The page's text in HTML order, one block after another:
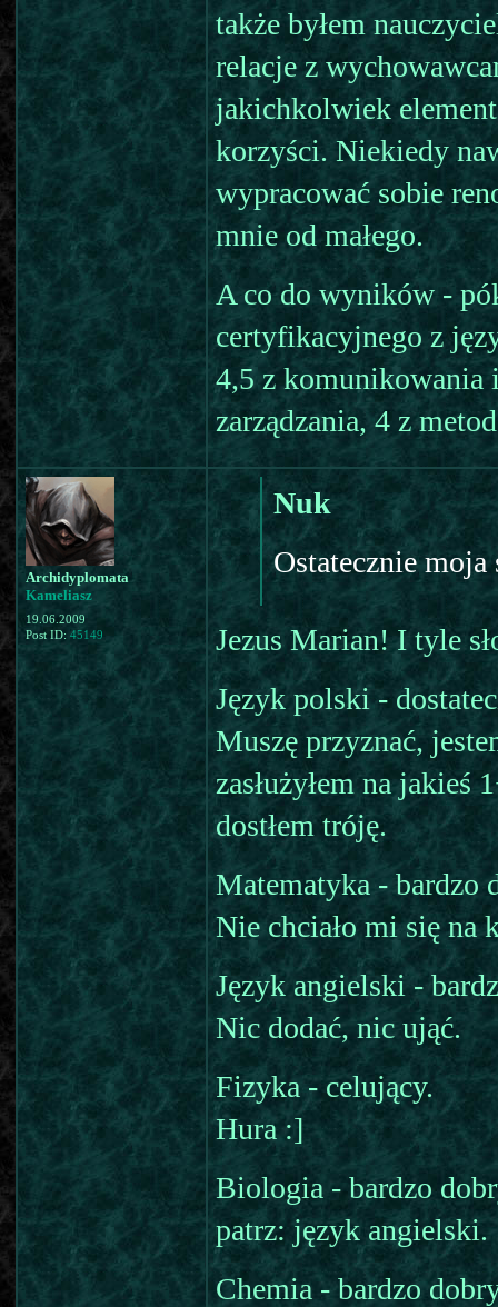
także byłem
relacje z
jakichkolwiek
korzyści. Niekiedy
wypracować sobie
mnie od małego.
A co do wyników -
certyfikacyjnego z
4,5 z komunikowania
zarządzania, 4 z
Archidyplomata
Kameliasz
19.06.2009
Post ID: 45149
Nuk
Ostatecznie
Jezus Marian! I tyle
Język polski -
Muszę przyznać,
zasłużyłem na jakieś
dostłem tróję.
Matematyka - bardzo
Nie chciało mi się na
Język angielski -
Nic dodać, nic ująć.
Fizyka - celujący.
Hura :]
Biologia - bardzo
patrz: język angielski.
Chemia - bardzo